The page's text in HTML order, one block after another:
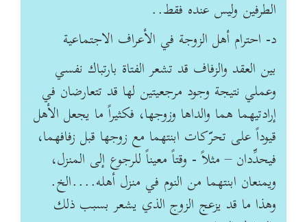
الطرفين وليس عنده فقط..
د- احترام أهل الزوجة في الأعراف الاجتماعية
بين العقد والزفاف قد تشعر الفتاة بارتباك نفسي
وعملي نتيجة وجود مرجعيتين لها قد تتعارضان في
إرادتيهما هما والداها وزوجها، فكثيراً ما يجعل الأهل
قيوداً على تحرّكات ابنتهما مع زوجها قبل زفافهما،
فيحدِّدان – مثلاً - وقتاً معيناً للرجوع إلى المنزل،
ويمنعان ابنتهما من النوم في منزل أهله....الخ.
وهذا ما قد يزعج الزوج الذي يشعر بسبب ذلك